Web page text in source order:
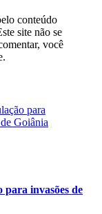
conteúdo
site não se
você
invasões de